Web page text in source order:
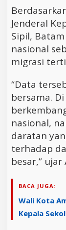
Jenderal
Sipil,
nasional
migrasi
“Data
bersama.
nasional,
daratan
terhadap
besar,” ujar
BACA JUGA:
Wali Kota
Kepala